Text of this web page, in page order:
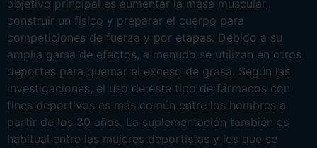
objetivo principal es aumentar la masa muscular,
construir un físico y preparar el cuerpo para
competiciones de fuerza y por etapas. Debido a su
amplia gama de efectos, a menudo se utilizan en otros
deportes para quemar el exceso de grasa. Según las
investigaciones, el uso de este tipo de fármacos con
fines deportivos es más común entre los hombres a
partir de los 30 años. La suplementación también es
habitual entre las mujeres deportistas y los que se